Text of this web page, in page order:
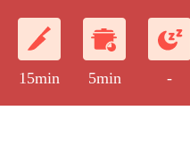
15min 5min -